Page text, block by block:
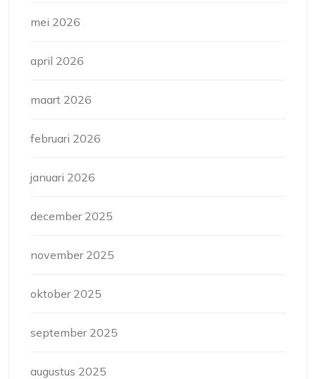
mei 2026
april 2026
maart 2026
februari 2026
januari 2026
december 2025
november 2025
oktober 2025
september 2025
augustus 2025